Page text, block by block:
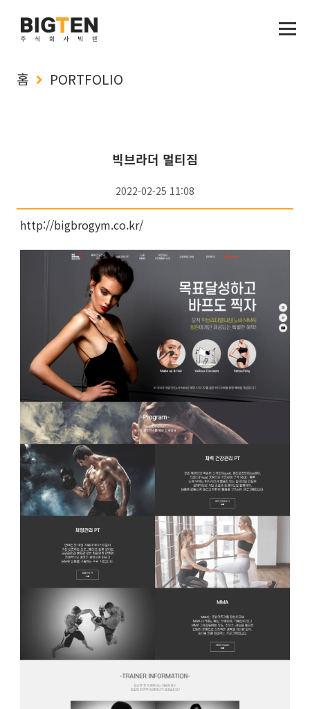
홈 PORTFOLIO
빅브라더 멀티짐
2022-02-25 11:08
http://bigbrogym.co.kr/